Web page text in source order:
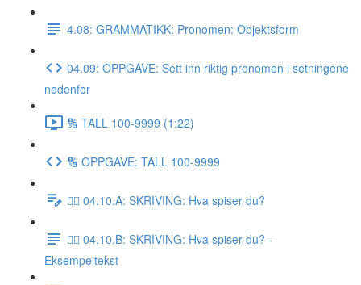
4.08: GRAMMATIKK: Pronomen: Objektsform
04.09: OPPGAVE: Sett inn riktig pronomen i setningene
nedenfor
🔢 TALL 100-9999 (1:22)
🔢 OPPGAVE: TALL 100-9999
✍🏼 04.10.A: SKRIVING: Hva spiser du?
✍🏼 04.10.B: SKRIVING: Hva spiser du? -
Eksempeltekst